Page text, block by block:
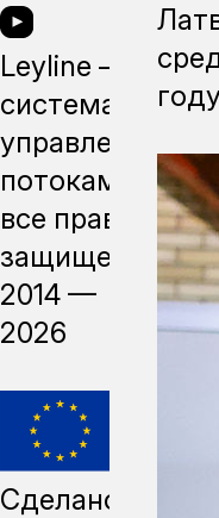
Leyline —
система
управления
потоками,
все права
защищены,
2014 —
2026
Сделано